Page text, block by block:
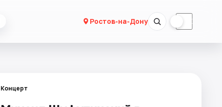
Ростов-на-Дону ☾
Концерт